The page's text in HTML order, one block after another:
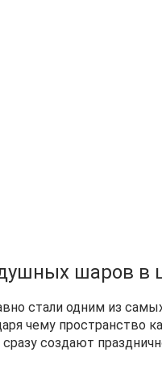
шаров в
стали одним из
чему
создают